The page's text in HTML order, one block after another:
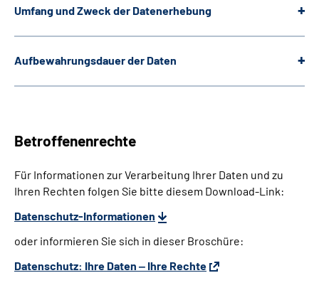
Umfang und Zweck der Datenerhebung
Aufbewahrungsdauer der Daten
Betroffenenrechte
Für Informationen zur Verarbeitung Ihrer Daten und zu
Ihren Rechten folgen Sie bitte diesem Download-Link:
Datenschutz-Informationen
oder informieren Sie sich in dieser Broschüre:
Datenschutz: Ihre Daten ‒ Ihre Rechte